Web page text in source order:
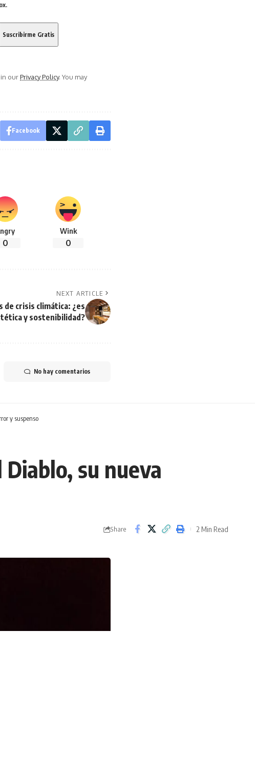
ourPrivacy Policy. You may
Facebook
0
Wink
0
NEXT ARTICLE
de crisis climática: ¿es
y sostenibilidad?
No hay comentarios
y suspenso
su nueva
Share 2 Min Read